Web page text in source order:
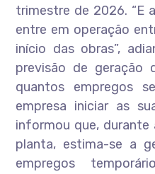
trimestre de 2026. “E
entre em operação
início das obras”,
previsão de geração
quantos empregos
empresa iniciar as
informou que,
planta, estima-se a
empregos